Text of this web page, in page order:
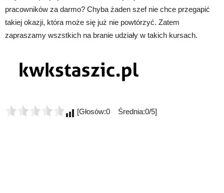
pracowników za darmo? Chyba żaden szef nie chce przegapić
takiej okazji, która może się już nie powtórzyć. Zatem
zapraszamy wszstkich na branie udziały w takich kursach.
[Głosów:0 Średnia:0/5]